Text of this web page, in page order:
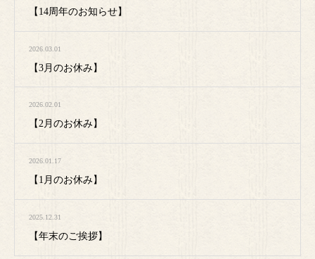
【14周年のお知らせ】
2026.03.01
【3月のお休み】
2026.02.01
【2月のお休み】
2026.01.17
【1月のお休み】
2025.12.31
【年末のご挨拶】